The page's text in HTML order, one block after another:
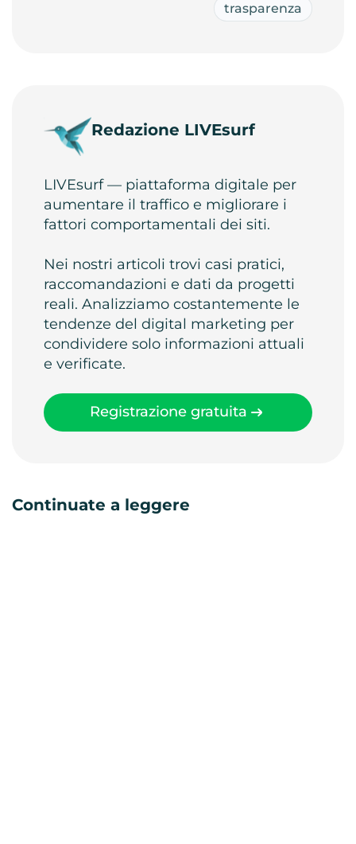
trasparenza
Redazione LIVEsurf
LIVEsurf — piattaforma digitale per
aumentare il traffico e migliorare i
fattori comportamentali dei siti.
Nei nostri articoli trovi casi pratici,
raccomandazioni e dati da progetti
reali. Analizziamo costantemente le
tendenze del digital marketing per
condividere solo informazioni attuali
e verificate.
Registrazione gratuita
Continuate a leggere